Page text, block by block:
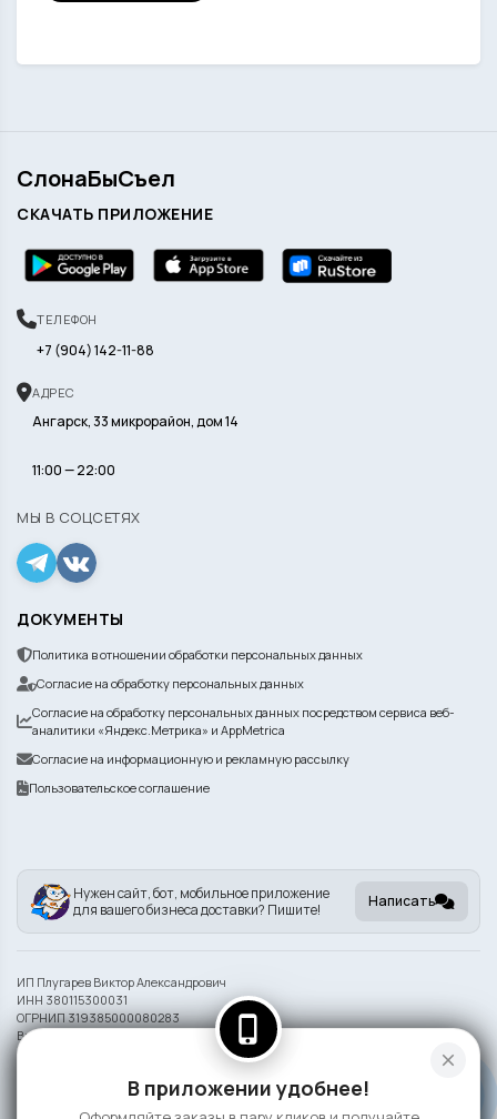
СлонаБыСъел
СКАЧАТЬ ПРИЛОЖЕНИЕ
ТЕЛЕФОН
+7 (904) 142-11-88
АДРЕС
Ангарск, 33 микрорайон, дом 14
11:00 — 22:00
МЫ В СОЦСЕТЯХ
ДОКУМЕНТЫ
Политика в отношении обработки персональных данных
Согласие на обработку персональных данных
Согласие на обработку персональных данных посредством сервиса веб-
аналитики «Яндекс.Метрика» и AppMetrica
Согласие на информационную и рекламную рассылку
Пользовательское соглашение
Нужен сайт, бот, мобильное приложение
для вашего бизнеса доставки? Пишите!
Написать
ИП Плугарев Виктор Александрович
ИНН 380115300031
ОГРНИП 319385000080283
Внешний вид блюд может отличаться от представленного на фото.
Информация на сайте носит справочный характер и не является публичной
close
phone_iphone
В приложении удобнее!